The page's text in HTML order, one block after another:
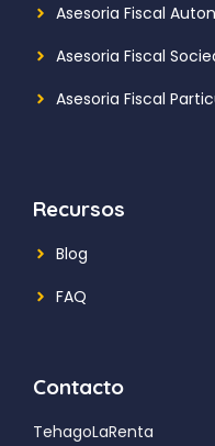
Asesoria Fiscal
Asesoria Fiscal
Asesoria Fiscal
Recursos
Blog
FAQ
Contacto
TehagoLaRenta